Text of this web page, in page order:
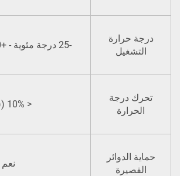
درجة حرارة
التشغيل
-25 درجة مئوية - +70 درجة مئوية
تحرك درجة
الحرارة
< 10% ((Sr)
حماية الدوائر
القصيرة
نعم